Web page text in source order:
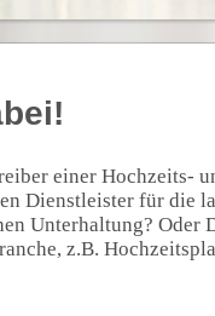
einer Hochzeits-
Dienstleister für die
Unterhaltung? Oder
z.B.